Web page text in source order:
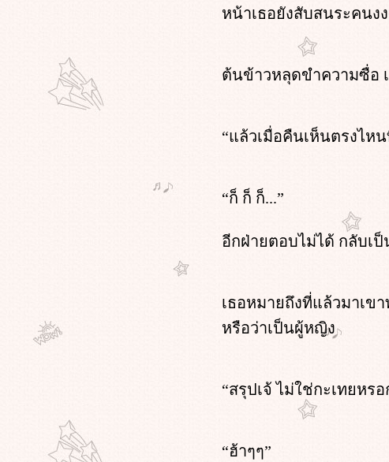
เมื่อสามีเธอเป็นแต๋ว บทที่ 13 หน้า 4
เมื่อสามีเธอเป็นแต๋ว บทที่ 13 หน้า 3
เมื่อสามีเธอเป็นแต๋ว บทที่ 13 หน้า 2
เมื่อสามีเธอเป็นแต๋ว บทที่ 13 หน้า 1
เมื่อสามีเธอเป็นแต๋ว บทที่ 11 หน้า 3
เมื่อสามีเธอเป็นแต๋ว บทที่ 10 หน้า 2
เมื่อสามีเธอเป็นแต๋ว บทที่ 9 หน้า 3
เมื่อสามีเธอเป็นแต๋ว บทที่ 8 หน้า 2
เมื่อสามีเธอเป็นแต๋ว บทที่ 8 หน้า 1
หน้าเธอยังสับสนระคนง
ต้นข้าวหลุดขำความซื่อ
“แล้วเมื่อคืนเห็นตรงไห
“ก็ ก็ ก็...”
อีกฝ่ายตอบไม่ได้ กลับเ
เธอหมายถึงที่แล้วมาเข
หรือว่าเป็นผู้หญิง
“สรุปเจ้ ไม่ใช่กะเทยหรอ
“ฮ้าๆๆ”